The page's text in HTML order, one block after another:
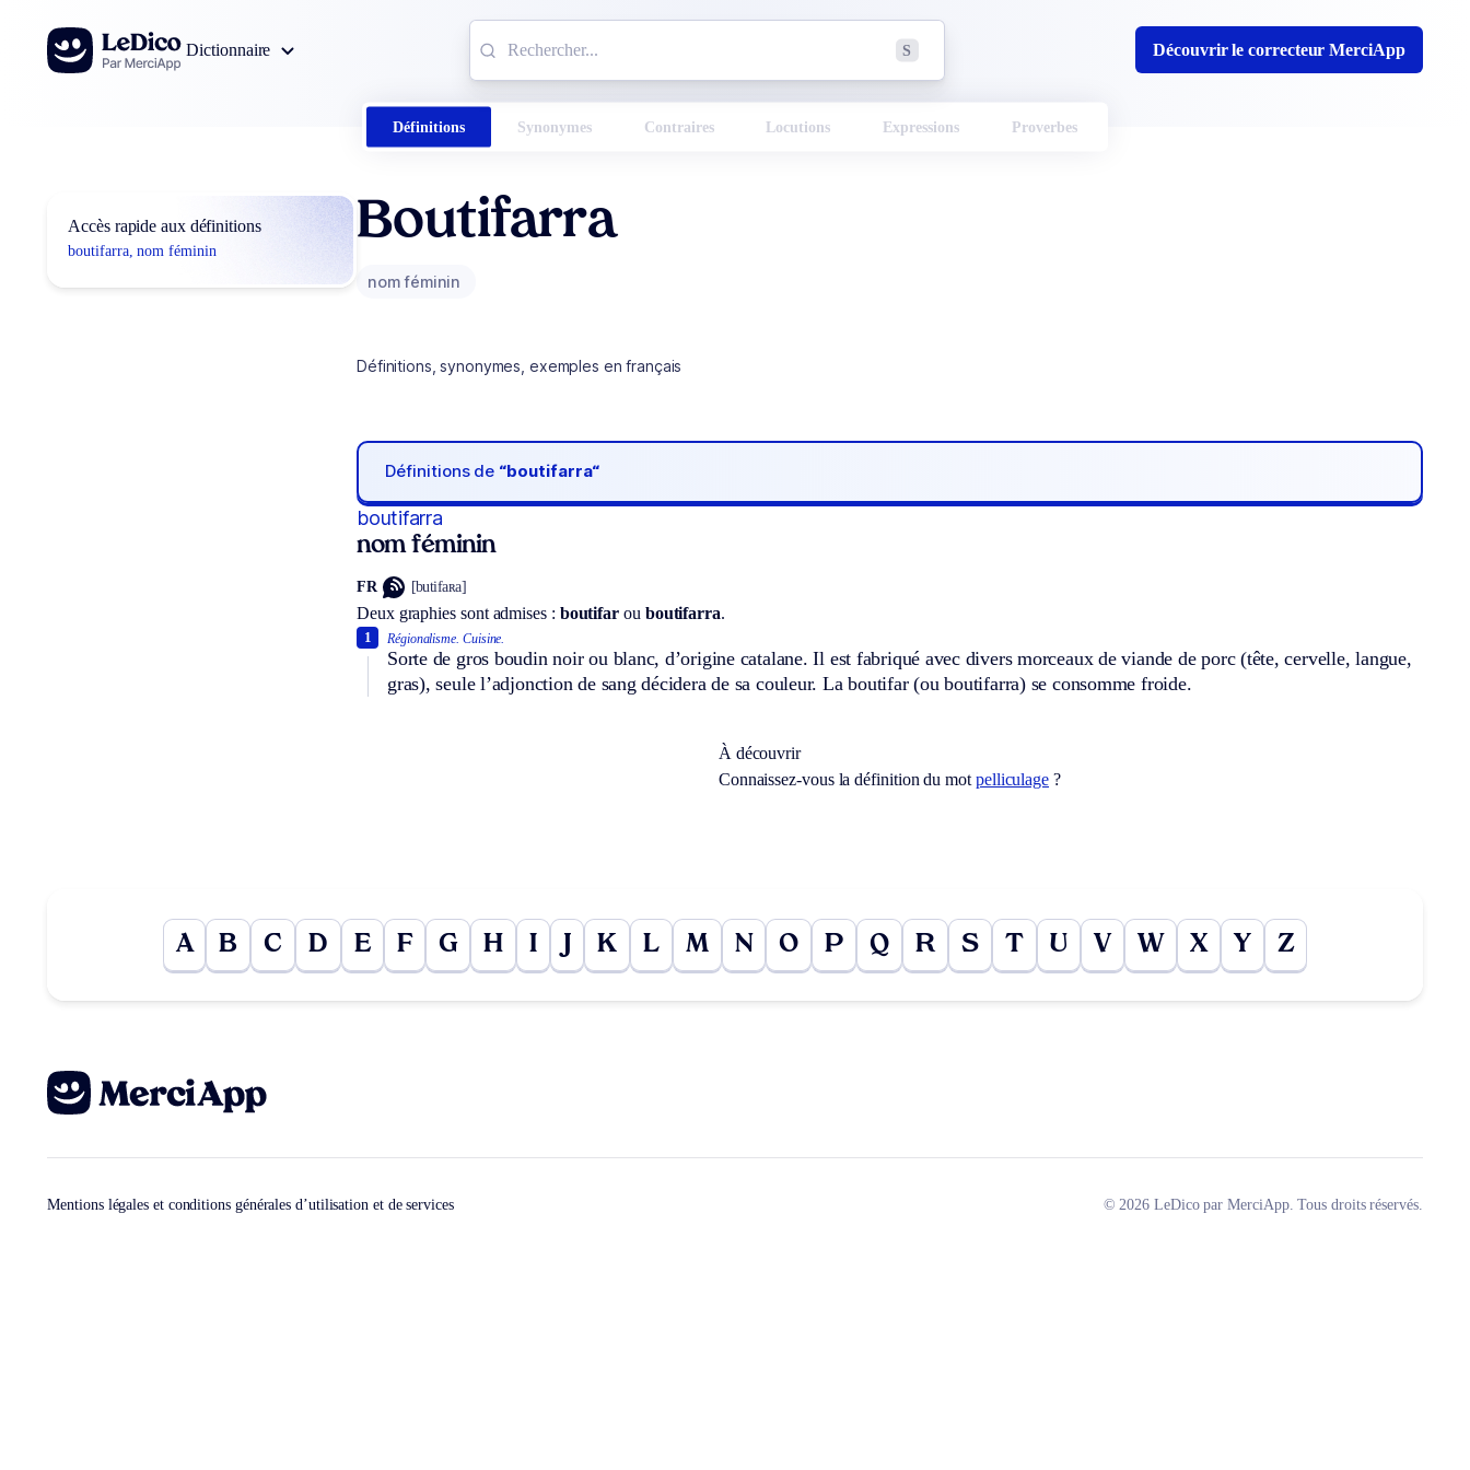
Aller au contenu
Dictionnaire
S Découvrir le correcteur MerciApp
Définitions Synonymes Contraires Locutions Expressions Proverbes
Accès rapide aux définitions
boutifarra, nom féminin
Boutifarra
nom féminin
Définitions, synonymes, exemples en français
Définitions de “boutifarra“
boutifarra
nom féminin
FR [butifaʀa]
Deux graphies sont admises : boutifar ou boutifarra.
Régionalisme. Cuisine.
Sorte de gros boudin noir ou blanc, d’origine catalane. Il est fabriqué avec divers morceaux de viande de porc (tête, cervelle, langue,
gras), seule l’adjonction de sang décidera de sa couleur. La boutifar (ou boutifarra) se consomme froide.
1
À découvrir
Connaissez-vous la définition du mot pelliculage ?
A B C D E F G H I K L M N O P Q R S T U V W X Y Z
Mentions légales et conditions générales d’utilisation et de services © 2026 LeDico par MerciApp. Tous droits réservés.